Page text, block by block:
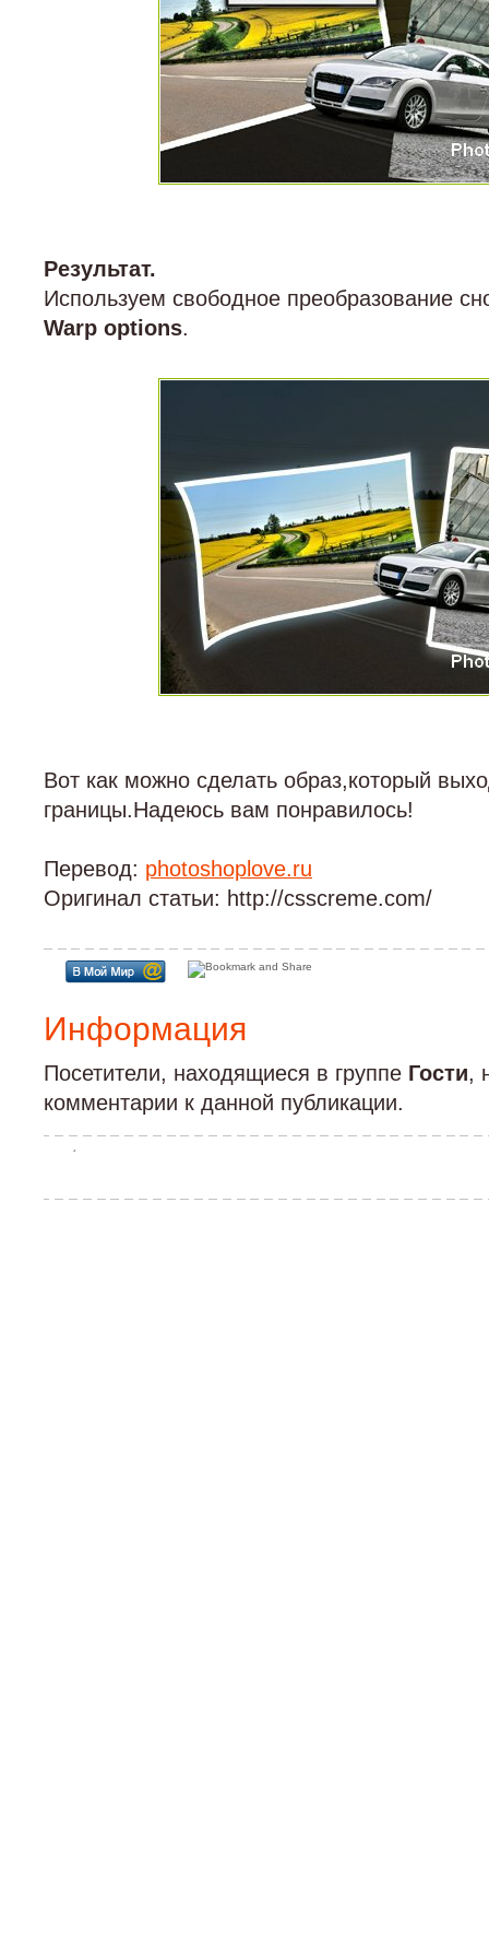
Результат.
Используем свободное преобразование
Warp options.
Вот как можно сделать образ,который
границы.Надеюсь вам понравилось!
Перевод: photoshoplove.ru
Оригинал статьи: http://csscreme.com/
Информация
Посетители, находящиеся в группе Гости,
комментарии к данной публикации.